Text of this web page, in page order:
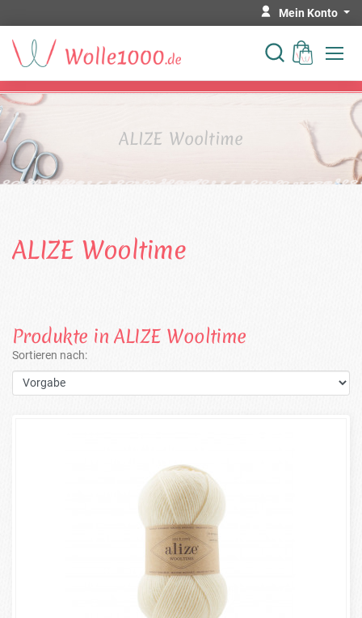
Mein Konto
ALIZE Wooltime
ALIZE Wooltime
Produkte in ALIZE Wooltime
Sortieren nach: